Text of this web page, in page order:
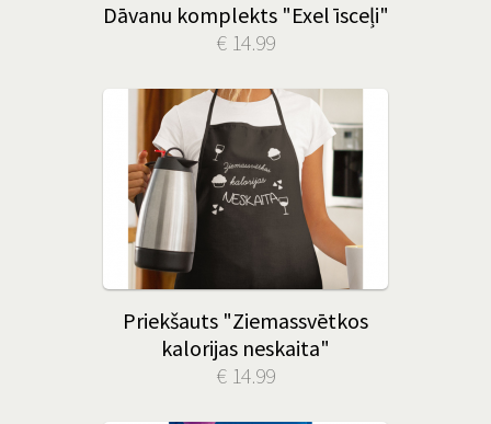
Dāvanu komplekts "Exel īsceļi"
€ 14.99
Priekšauts "Ziemassvētkos
kalorijas neskaita"
€ 14.99